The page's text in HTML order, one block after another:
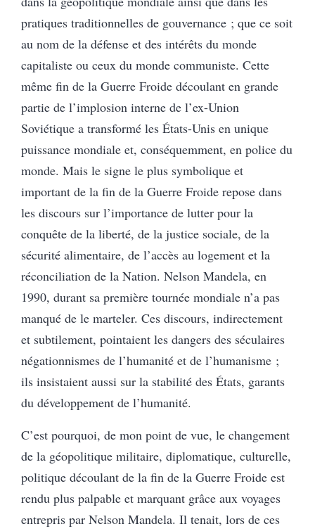
pratiques traditionnelles de gouvernance ; que ce soit
au nom de la défense et des intérêts du monde
capitaliste ou ceux du monde communiste. Cette
même fin de la Guerre Froide découlant en grande
partie de l’implosion interne de l’ex-Union
Soviétique a transformé les États-Unis en unique
puissance mondiale et, conséquemment, en police du
monde. Mais le signe le plus symbolique et
important de la fin de la Guerre Froide repose dans
les discours sur l’importance de lutter pour la
conquête de la liberté, de la justice sociale, de la
sécurité alimentaire, de l’accès au logement et la
réconciliation de la Nation. Nelson Mandela, en
1990, durant sa première tournée mondiale n’a pas
manqué de le marteler. Ces discours, indirectement
et subtilement, pointaient les dangers des séculaires
négationnismes de l’humanité et de l’humanisme ;
ils insistaient aussi sur la stabilité des États, garants
du développement de l’humanité.
C’est pourquoi, de mon point de vue, le changement
de la géopolitique militaire, diplomatique, culturelle,
politique découlant de la fin de la Guerre Froide est
rendu plus palpable et marquant grâce aux voyages
entrepris par Nelson Mandela. Il tenait, lors de ces